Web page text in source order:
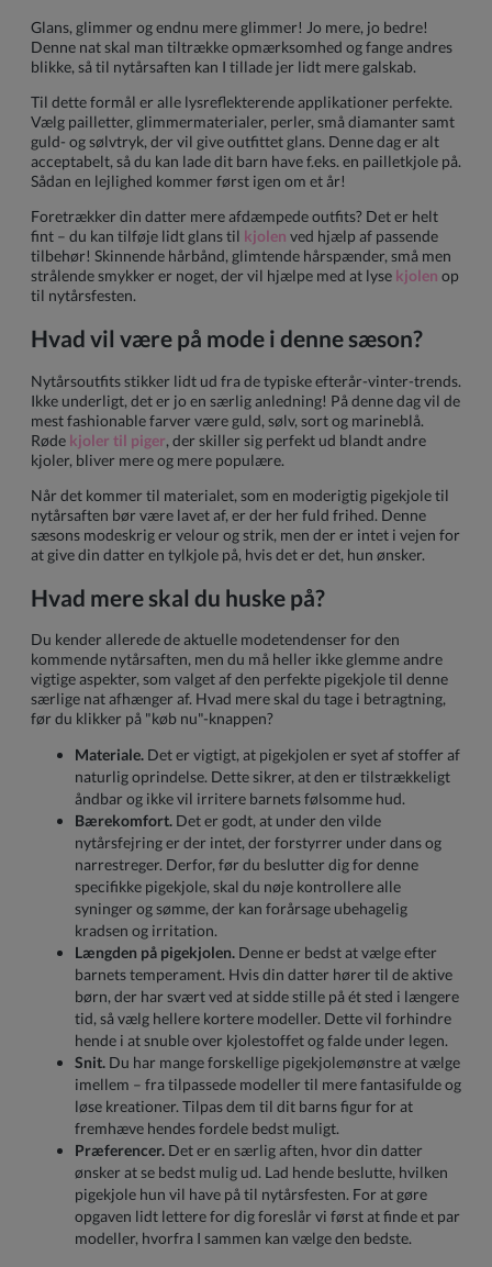
Glans, glimmer og endnu mere glimmer! Jo mere, jo bedre!
Denne nat skal man tiltrække opmærksomhed og fange andres
blikke, så til nytårsaften kan I tillade jer lidt mere galskab.
Til dette formål er alle lysreflekterende applikationer perfekte.
Vælg pailletter, glimmermaterialer, perler, små diamanter samt
guld- og sølvtryk, der vil give outfittet glans. Denne dag er alt
acceptabelt, så du kan lade dit barn have f.eks. en pailletkjole på.
Sådan en lejlighed kommer først igen om et år!
Foretrækker din datter mere afdæmpede outfits? Det er helt
fint – du kan tilføje lidt glans til kjolen ved hjælp af passende
tilbehør! Skinnende hårbånd, glimtende hårspænder, små men
strålende smykker er noget, der vil hjælpe med at lyse kjolen op
til nytårsfesten.
Hvad vil være på mode i denne sæson?
Nytårsoutfits stikker lidt ud fra de typiske efterår-vinter-trends.
Ikke underligt, det er jo en særlig anledning! På denne dag vil de
mest fashionable farver være guld, sølv, sort og marineblå.
Røde kjoler til piger, der skiller sig perfekt ud blandt andre
kjoler, bliver mere og mere populære.
Når det kommer til materialet, som en moderigtig pigekjole til
nytårsaften bør være lavet af, er der her fuld frihed. Denne
sæsons modeskrig er velour og strik, men der er intet i vejen for
at give din datter en tylkjole på, hvis det er det, hun ønsker.
Hvad mere skal du huske på?
Du kender allerede de aktuelle modetendenser for den
kommende nytårsaften, men du må heller ikke glemme andre
vigtige aspekter, som valget af den perfekte pigekjole til denne
særlige nat afhænger af. Hvad mere skal du tage i betragtning,
før du klikker på "køb nu"-knappen?
Materiale. Det er vigtigt, at pigekjolen er syet af stoffer af
naturlig oprindelse. Dette sikrer, at den er tilstrækkeligt
åndbar og ikke vil irritere barnets følsomme hud.
Bærekomfort. Det er godt, at under den vilde
nytårsfejring er der intet, der forstyrrer under dans og
narrestreger. Derfor, før du beslutter dig for denne
specifikke pigekjole, skal du nøje kontrollere alle
syninger og sømme, der kan forårsage ubehagelig
kradsen og irritation.
Længden på pigekjolen. Denne er bedst at vælge efter
barnets temperament. Hvis din datter hører til de aktive
børn, der har svært ved at sidde stille på ét sted i længere
tid, så vælg hellere kortere modeller. Dette vil forhindre
hende i at snuble over kjolestoffet og falde under legen.
Snit. Du har mange forskellige pigekjolemønstre at vælge
imellem – fra tilpassede modeller til mere fantasifulde og
løse kreationer. Tilpas dem til dit barns figur for at
fremhæve hendes fordele bedst muligt.
Præferencer. Det er en særlig aften, hvor din datter
ønsker at se bedst mulig ud. Lad hende beslutte, hvilken
pigekjole hun vil have på til nytårsfesten. For at gøre
opgaven lidt lettere for dig foreslår vi først at finde et par
modeller, hvorfra I sammen kan vælge den bedste.